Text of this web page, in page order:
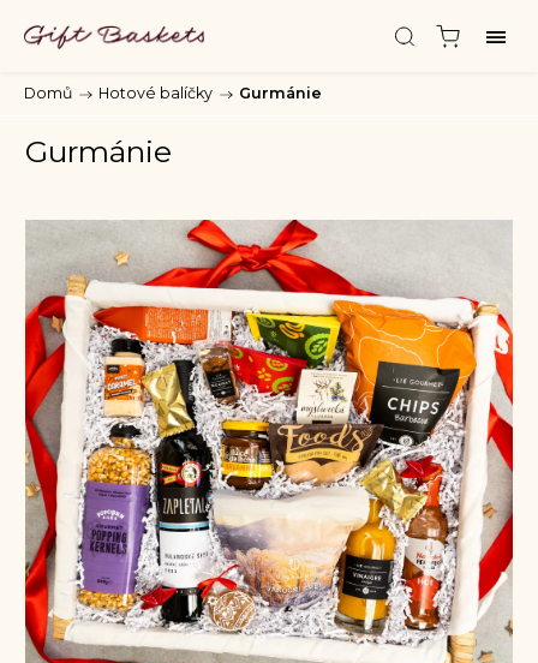
Domů / Hotové balíčky / Gurmánie
Gurmánie